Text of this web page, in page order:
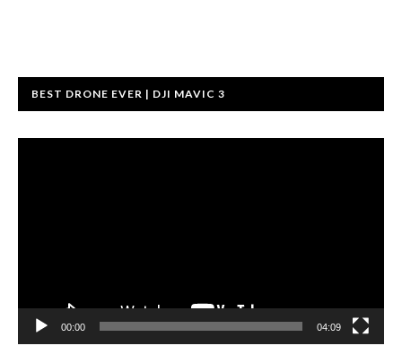
BEST DRONE EVER | DJI MAVIC 3
00:00 04:09